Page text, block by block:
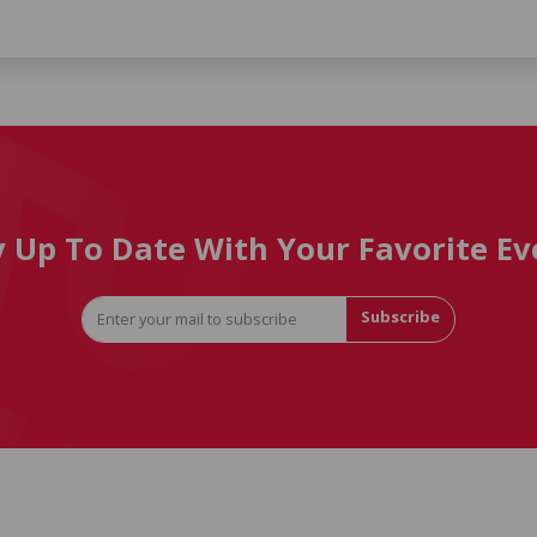
Up To Date With Your Favorite
Subscribe